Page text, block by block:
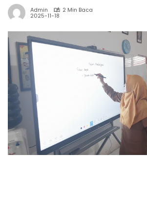
Admin 2 Min Baca
2025-11-18